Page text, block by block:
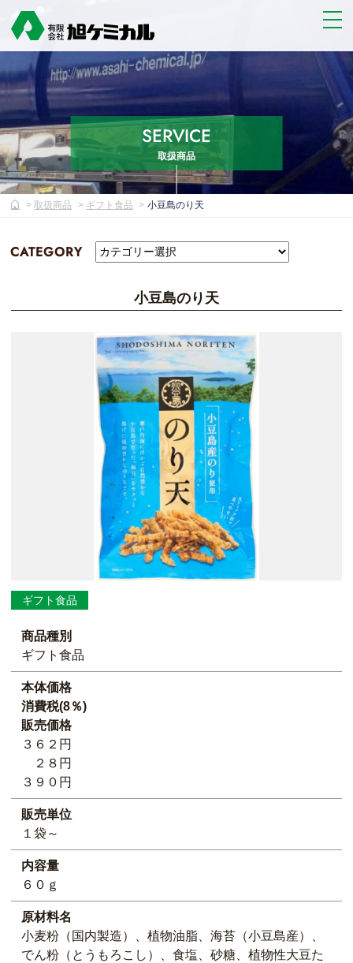
SERVICE
取扱商品
取扱商品 ギフト食品 小豆島のり天
CATEGORY
小豆島のり天
ギフト食品
商品種別
ギフト食品
本体価格
消費税(8％)
販売価格
３６２円
２８円
３９０円
販売単位
１袋～
内容量
６０ｇ
原材料名
小麦粉（国内製造）、植物油脂、海苔（小豆島産）、
でん粉（とうもろこし）、食塩、砂糖、植物性大豆た